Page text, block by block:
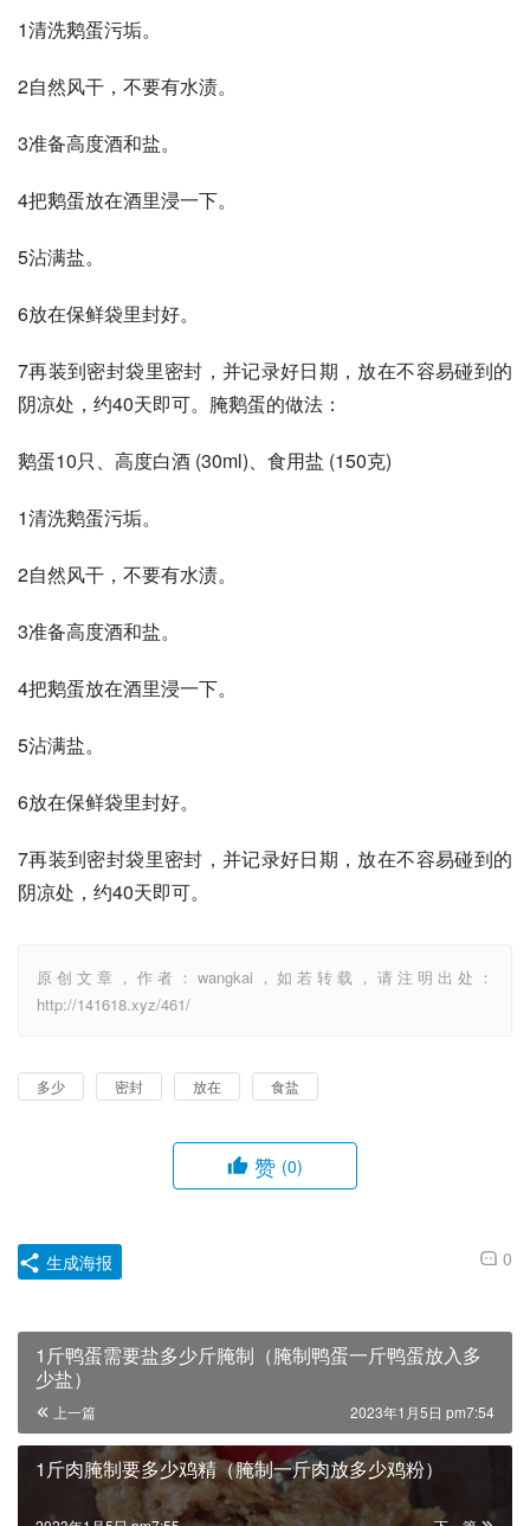
1清洗鹅蛋污垢。
2自然风干，不要有水渍。
3准备高度酒和盐。
4把鹅蛋放在酒里浸一下。
5沾满盐。
6放在保鲜袋里封好。
7再装到密封袋里密封，并记录好日期，放在不容易碰到的
阴凉处，约40天即可。腌鹅蛋的做法：
鹅蛋10只、高度白酒 (30ml)、食用盐 (150克)
1清洗鹅蛋污垢。
2自然风干，不要有水渍。
3准备高度酒和盐。
4把鹅蛋放在酒里浸一下。
5沾满盐。
6放在保鲜袋里封好。
7再装到密封袋里密封，并记录好日期，放在不容易碰到的
阴凉处，约40天即可。
原创文章，作者：wangkai，如若转载，请注明出处：
http://141618.xyz/461/
多少 密封 放在 食盐
赞 (0)
0
生成海报
1斤鸭蛋需要盐多少斤腌制（腌制鸭蛋一斤鸭蛋放入多
少盐）
上一篇 2023年1月5日 pm7:54
1斤肉腌制要多少鸡精（腌制一斤肉放多少鸡粉）